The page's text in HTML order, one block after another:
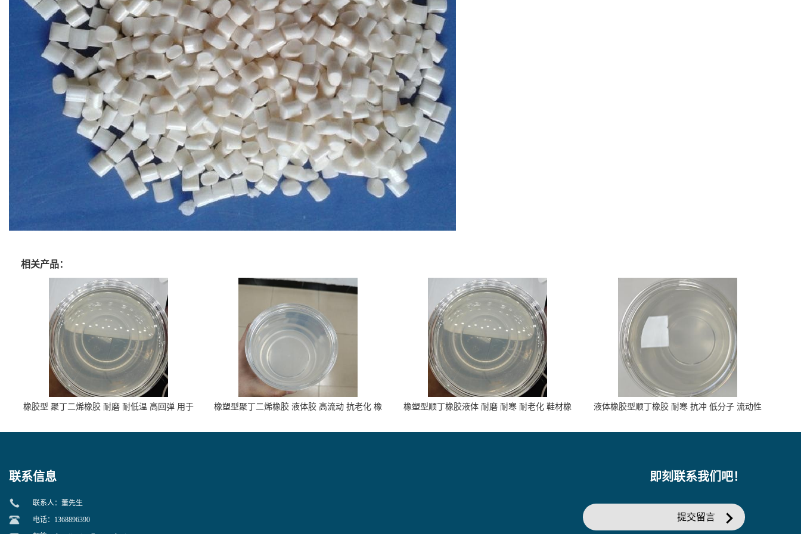
相关产品：
橡胶型 聚丁二烯橡胶 耐磨 耐低温 高回弹 用于
橡塑型聚丁二烯橡胶 液体胶 高流动 抗老化 橡
橡塑型顺丁橡胶液体 耐磨 耐寒 耐老化 鞋材橡
液体橡胶型顺丁橡胶 耐寒 抗冲 低分子 流动性
联系信息
联系人：董先生
电话：1368896390
即刻联系我们吧！
提交留言